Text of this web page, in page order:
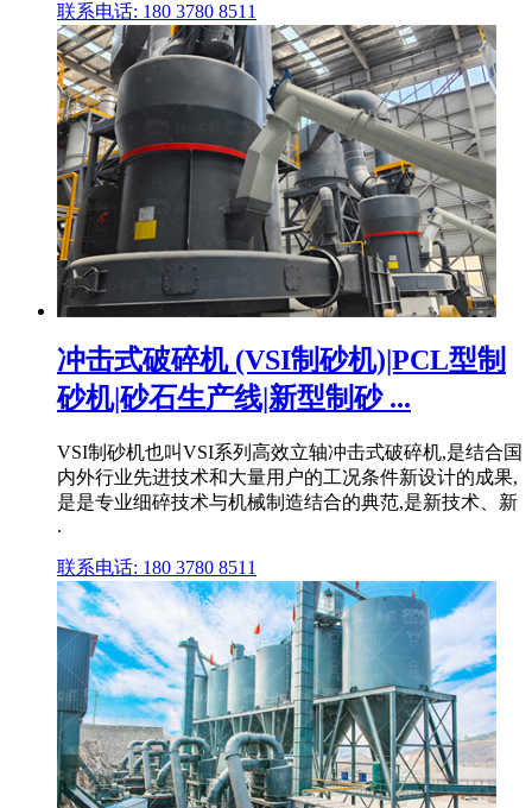
联系电话: 180 3780 8511
冲击式破碎机 (VSI制砂机)|PCL型制
砂机|砂石生产线|新型制砂 ...
VSI制砂机也叫VSI系列高效立轴冲击式破碎机,是结合国
内外行业先进技术和大量用户的工况条件新设计的成果,
是是专业细碎技术与机械制造结合的典范,是新技术、新
.
联系电话: 180 3780 8511